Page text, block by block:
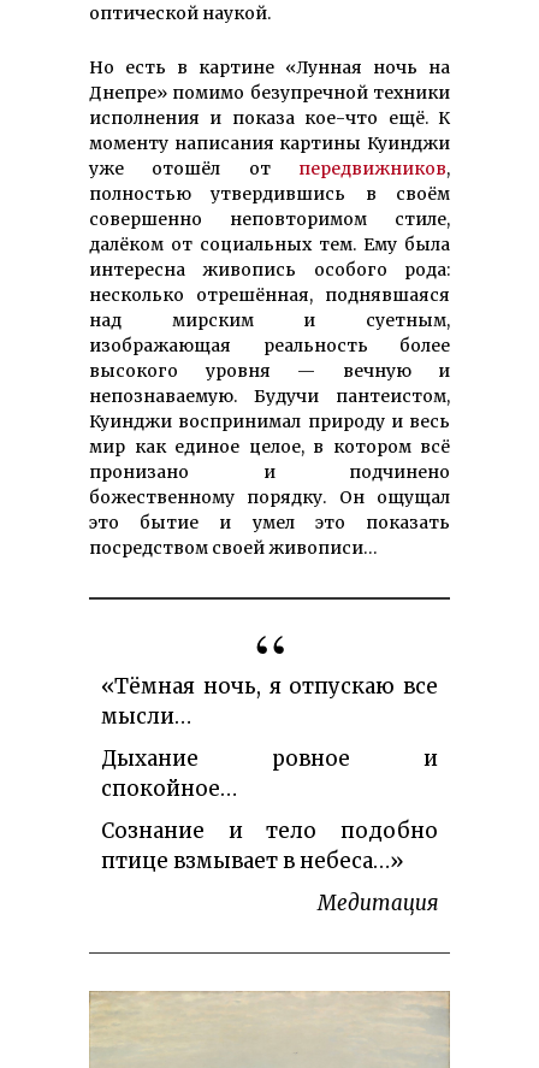
оптической наукой.
Но есть в картине «Лунная ночь на
Днепре» помимо безупречной техники
исполнения и показа кое-что ещё. К
моменту написания картины Куинджи
уже отошёл от передвижников,
полностью утвердившись в своём
совершенно неповторимом стиле,
далёком от социальных тем. Ему была
интересна живопись особого рода:
несколько отрешённая, поднявшаяся
над мирским и суетным,
изображающая реальность более
высокого уровня — вечную и
непознаваемую. Будучи пантеистом,
Куинджи воспринимал природу и весь
мир как единое целое, в котором всё
пронизано и подчинено
божественному порядку. Он ощущал
это бытие и умел это показать
посредством своей живописи…
«Тёмная ночь, я отпускаю все
мысли…
Дыхание ровное и
спокойное…
Сознание и тело подобно
птице взмывает в небеса…»
Медитация